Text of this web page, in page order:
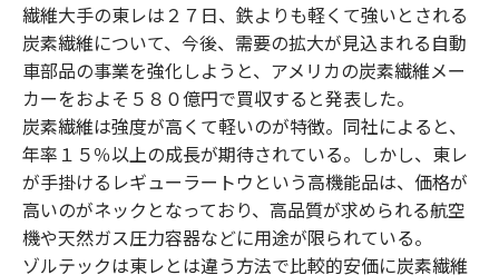
繊維大手の東レは２７日、鉄よりも軽くて強いとされる
炭素繊維について、今後、需要の拡大が見込まれる自動
車部品の事業を強化しようと、アメリカの炭素繊維メー
カーをおよそ５８０億円で買収すると発表した。
炭素繊維は強度が高くて軽いのが特徴。同社によると、
年率１５％以上の成長が期待されている。しかし、東レ
が手掛けるレギューラートウという高機能品は、価格が
高いのがネックとなっており、高品質が求められる航空
機や天然ガス圧力容器などに用途が限られている。
ゾルテックは東レとは違う方法で比較的安価に炭素繊維